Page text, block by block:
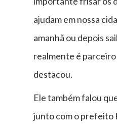
ajudam em nossa
amanhã ou depois
realmente é parceiro
destacou.
Ele também falou
junto com o prefeito